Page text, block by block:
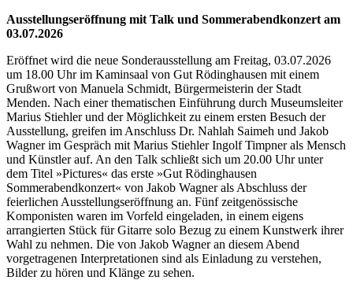
Ausstellungseröffnung mit Talk und Sommerabendkonzert am
03.07.2026
Eröffnet wird die neue Sonderausstellung am Freitag, 03.07.2026
um 18.00 Uhr im Kaminsaal von Gut Rödinghausen mit einem
Grußwort von Manuela Schmidt, Bürgermeisterin der Stadt
Menden. Nach einer thematischen Einführung durch Museumsleiter
Marius Stiehler und der Möglichkeit zu einem ersten Besuch der
Ausstellung, greifen im Anschluss Dr. Nahlah Saimeh und Jakob
Wagner im Gespräch mit Marius Stiehler Ingolf Timpner als Mensch
und Künstler auf. An den Talk schließt sich um 20.00 Uhr unter
dem Titel »Pictures« das erste »Gut Rödinghausen
Sommerabendkonzert« von Jakob Wagner als Abschluss der
feierlichen Ausstellungseröffnung an. Fünf zeitgenössische
Komponisten waren im Vorfeld eingeladen, in einem eigens
arrangierten Stück für Gitarre solo Bezug zu einem Kunstwerk ihrer
Wahl zu nehmen. Die von Jakob Wagner an diesem Abend
vorgetragenen Interpretationen sind als Einladung zu verstehen,
Bilder zu hören und Klänge zu sehen.